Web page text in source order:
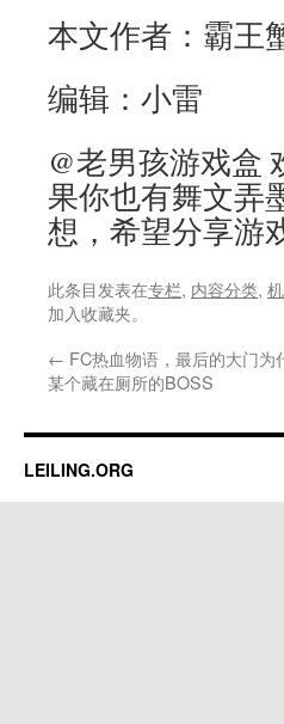
本文作者：霸王
编辑：小雷
@老男孩游戏盒
果你也有舞文弄
想，希望分享游
此条目发表在专栏, 内容分类,
加入收藏夹。
← FC热血物语，最后的大门为
某个藏在厕所的BOSS
LEILING.ORG